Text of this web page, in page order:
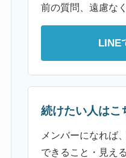
前の質問、遠慮な
LINE
続けたい人はこ
メンバーになれば
できること・見え